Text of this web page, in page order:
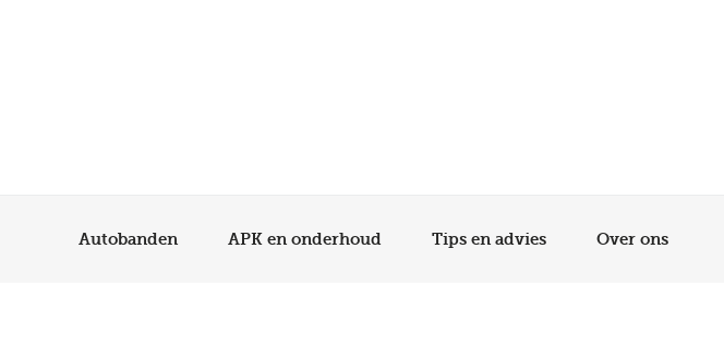
Autobanden APK en onderhoud Tips en advies Over ons